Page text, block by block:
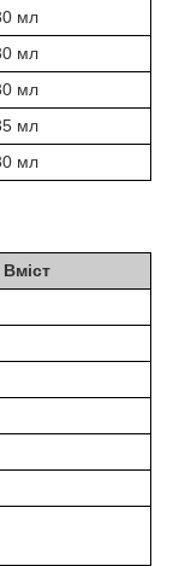
мл
мл
мл
мл
мл
Вміст